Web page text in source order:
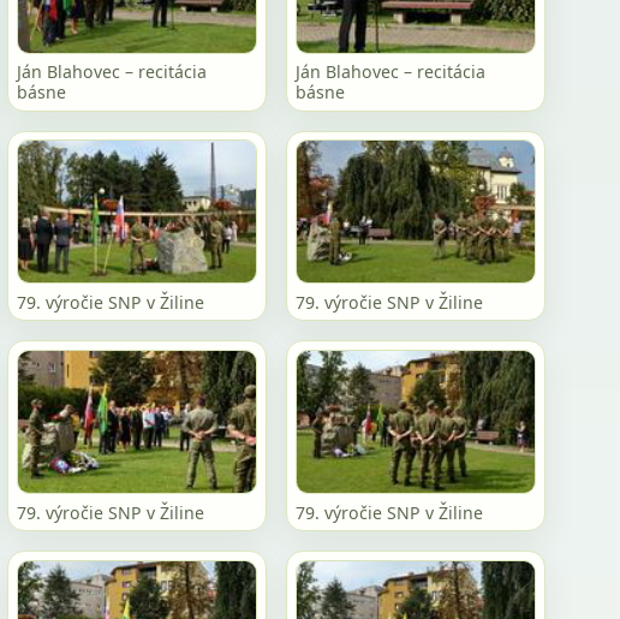
Ján Blahovec – recitácia
básne
Ján Blahovec – recitácia
básne
79. výročie SNP v Žiline 79. výročie SNP v Žiline
79. výročie SNP v Žiline 79. výročie SNP v Žiline